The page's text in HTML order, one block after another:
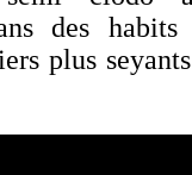
des
plus